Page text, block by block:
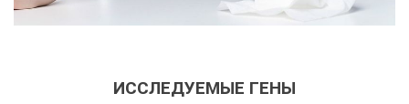
ИССЛЕДУЕМЫЕ ГЕНЫ